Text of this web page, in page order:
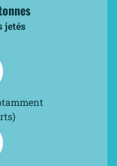
jetés